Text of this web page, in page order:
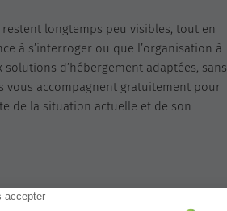
longtemps peu visibles, tout en
à s’interroger ou que l’organisation à
d’hébergement adaptées, sans
vous accompagnent gratuitement pour
de la situation actuelle et de son